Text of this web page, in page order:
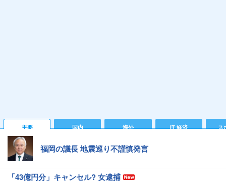
主要 国内 海外 IT 経済 ス
福岡の議長 地震巡り不謹慎発言
「43億円分」キャンセル? 女逮捕